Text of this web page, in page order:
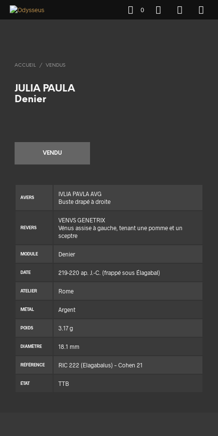
0
ACCUEIL / VENDUS
JULIA PAULA
Denier
VENDU
AVERS
IVLIA PAVLA AVG
Buste drapé à droite
REVERS
VENVS GENETRIX
Vénus assise à gauche, tenant une pomme et un
sceptre
MODULE Denier
DATE 219-220 ap. J.-C. (frappé sous Élagabal)
ATELIER Rome
MÉTAL Argent
POIDS 3.17 g
DIAMÈTRE 18.1 mm
RÉFÉRENCE RIC 222 (Elagabalus) – Cohen 21
ÉTAT TTB